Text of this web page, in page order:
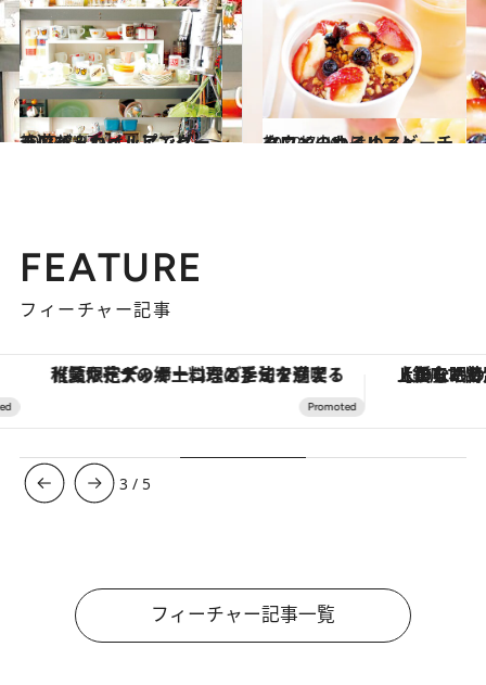
2012.7.27
ハワイ・カイルアでビーチ遊び＆ショッピング
旅＆お出かけ 2012.7.26
ハワイのゆるゆるビーチタウン、カイルアへ
旅＆お出かけ
FEATURE
フィーチャー記事
【夏限定ディナーコース】旬を迎える稚鮎や花ズッキーニなどをイタリア・トスカーナの郷土料理の手法で満喫！ 【銀座で出合う最旬美容】美髪ケアや上質
3 / 5
フィーチャー記事一覧